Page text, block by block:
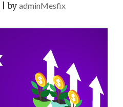
|by adminMesfix